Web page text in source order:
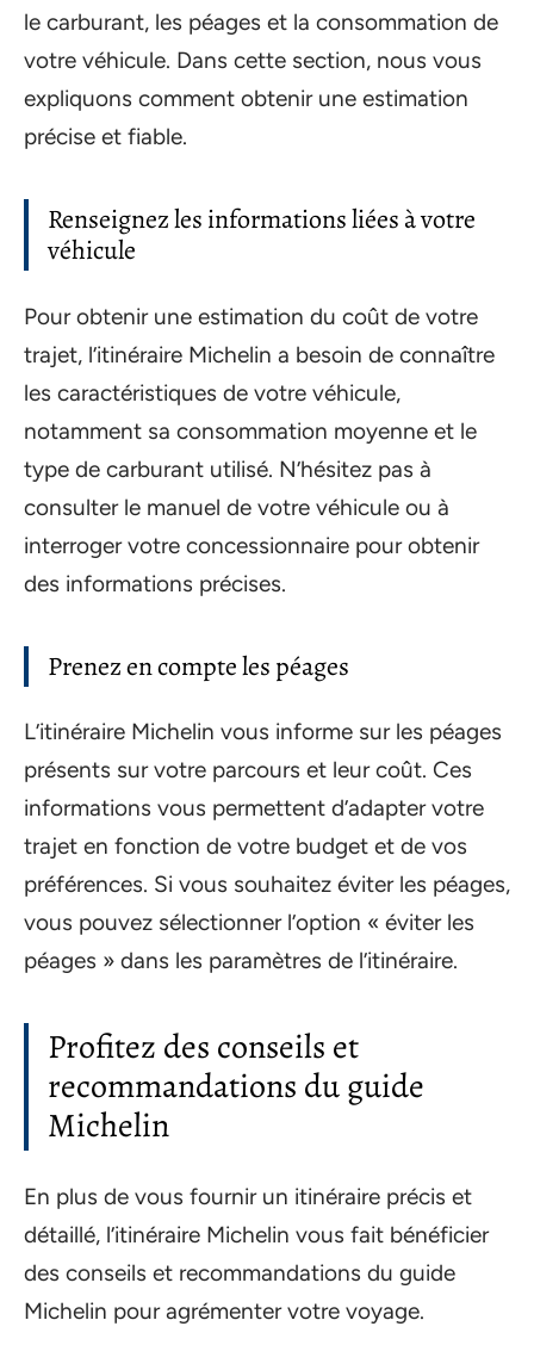
le carburant, les péages et la consommation de
votre véhicule. Dans cette section, nous vous
expliquons comment obtenir une estimation
précise et fiable.
Renseignez les informations liées à votre
véhicule
Pour obtenir une estimation du coût de votre
trajet, l’itinéraire Michelin a besoin de connaître
les caractéristiques de votre véhicule,
notamment sa consommation moyenne et le
type de carburant utilisé. N’hésitez pas à
consulter le manuel de votre véhicule ou à
interroger votre concessionnaire pour obtenir
des informations précises.
Prenez en compte les péages
L’itinéraire Michelin vous informe sur les péages
présents sur votre parcours et leur coût. Ces
informations vous permettent d’adapter votre
trajet en fonction de votre budget et de vos
préférences. Si vous souhaitez éviter les péages,
vous pouvez sélectionner l’option « éviter les
péages » dans les paramètres de l’itinéraire.
Profitez des conseils et
recommandations du guide
Michelin
En plus de vous fournir un itinéraire précis et
détaillé, l’itinéraire Michelin vous fait bénéficier
des conseils et recommandations du guide
Michelin pour agrémenter votre voyage.